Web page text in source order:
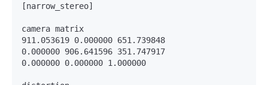
[narrow_stereo]
camera matrix
911.053619 0.000000 651.739848
0.000000 906.641596 351.747917
0.000000 0.000000 1.000000